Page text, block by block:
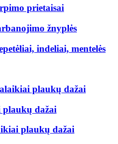
prietaisai
žnyplės
indeliai, mentelės
plaukų dažai
dažai
plaukų dažai